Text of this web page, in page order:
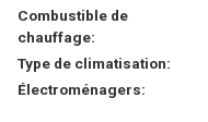
Combustible de
chauffage:
Type de climatisation:
Électroménagers: